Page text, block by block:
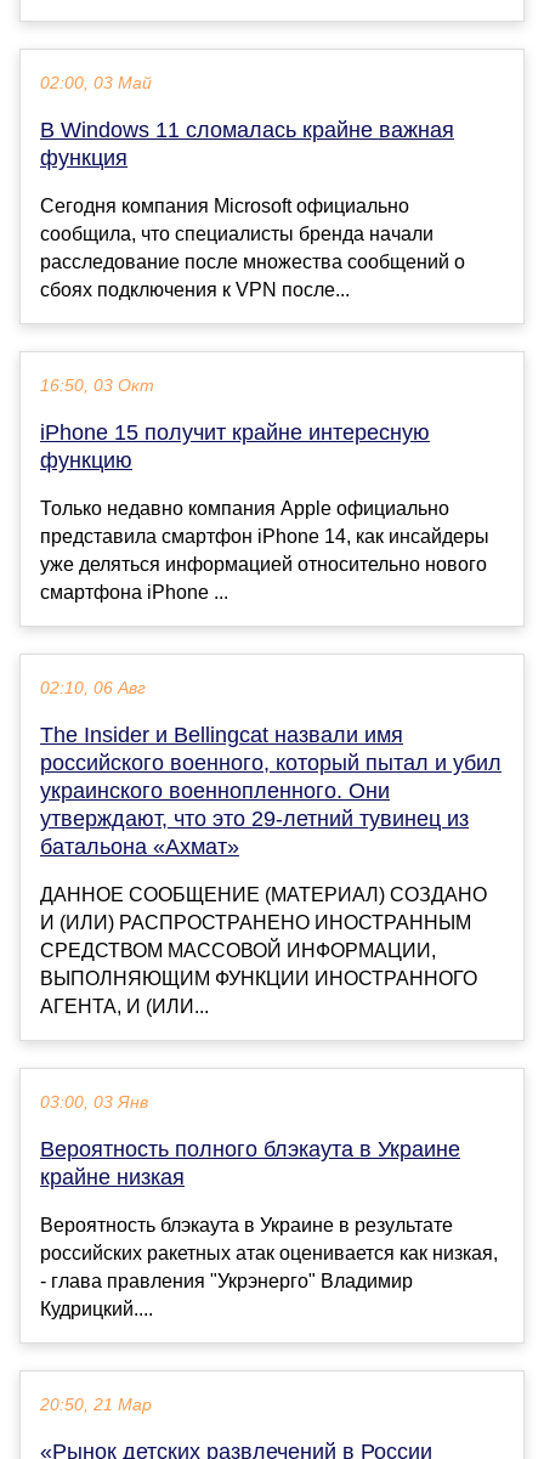
02:00, 03 Май
В Windows 11 сломалась крайне важная
функция
Сегодня компания Microsoft официально
сообщила, что специалисты бренда начали
расследование после множества сообщений о
сбоях подключения к VPN после...
16:50, 03 Окт
iPhone 15 получит крайне интересную
функцию
Только недавно компания Apple официально
представила смартфон iPhone 14, как инсайдеры
уже деляться информацией относительно нового
смартфона iPhone ...
02:10, 06 Авг
The Insider и Bellingcat назвали имя
российского военного, который пытал и убил
украинского военнопленного. Они
утверждают, что это 29-летний тувинец из
батальона «Ахмат»
ДАННОЕ СООБЩЕНИЕ (МАТЕРИАЛ) СОЗДАНО
И (ИЛИ) РАСПРОСТРАНЕНО ИНОСТРАННЫМ
СРЕДСТВОМ МАССОВОЙ ИНФОРМАЦИИ,
ВЫПОЛНЯЮЩИМ ФУНКЦИИ ИНОСТРАННОГО
АГЕНТА, И (ИЛИ...
03:00, 03 Янв
Вероятность полного блэкаута в Украине
крайне низкая
Вероятность блэкаута в Украине в результате
российских ракетных атак оценивается как низкая,
- глава правления "Укрэнерго" Владимир
Кудрицкий....
20:50, 21 Мар
«Рынок детских развлечений в России